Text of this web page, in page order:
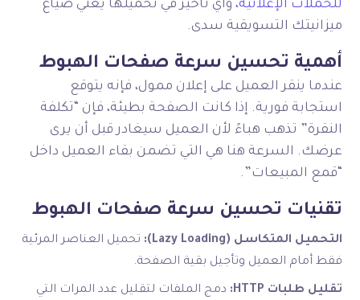
للحملات الإعلانية، وأي تأخير في تحميلها يعني ضياع
ميزانيتك التسويقية سدى.
أهمية تحسين سرعة صفحات الهبوط
عندما ينقر العميل على إعلان ممول، فإنه يتوقع
استجابة فورية. إذا كانت الصفحة بطيئة، فإن “تكلفة
النقرة” تذهب هباءً لأن العميل سيغادر قبل أن يرى
عرضك. السرعة هنا هي التي تضمن بقاء العميل داخل
“قمع المبيعات”.
تقنيات تحسين سرعة صفحات الهبوط
التحميل المتكاسل (Lazy Loading):
تحميل العناصر المرئية
فقط أمام العميل وتأجيل بقية الصفحة.
تقليل طلبات HTTP:
دمج الملفات لتقليل عدد المرات التي